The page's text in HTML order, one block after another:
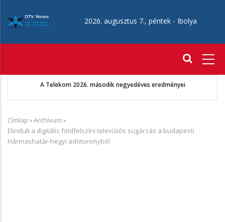
tartalomra
2026. augusztus 7., péntek - Ibolya
A Telekom 2026. második negyedéves eredményei
Morzsa
Címlap »Archívum »
Elindult a digitális földfelszíni televíziós sugárzás a budapesti
Hármashatár-hegyi adótoronyból